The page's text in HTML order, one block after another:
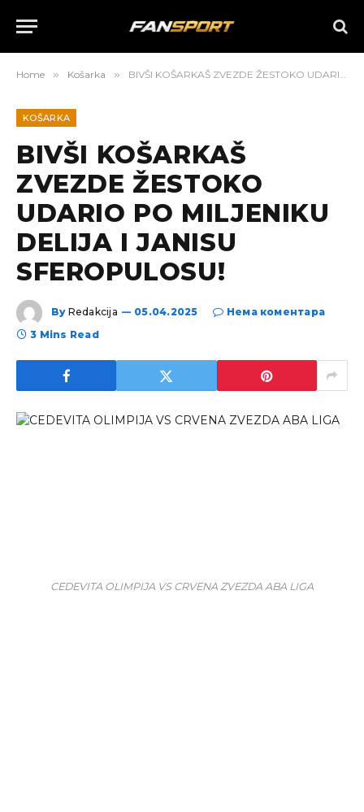
Home » Košarka » BIVŠI KOŠARKAŠ ZVEZDE ŽESTOKO UDARIO PO MILJENIKU DELIJA I JANISU SFEROPULOSU!
KOŠARKA
BIVŠI KOŠARKAŠ
ZVEZDE ŽESTOKO
UDARIO PO MILJENIKU
DELIJA I JANISU
SFEROPULOSU!
By Redakcija 05.04.2025
Нема коментара
3 Mins Read
CEDEVITA OLIMPIJA VS CRVENA ZVEZDA ABA LIGA